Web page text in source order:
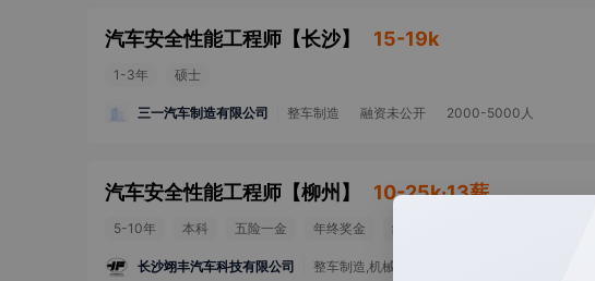
汽车安全性能工程师 【长沙】 15-19k
1-3年 硕士
三一汽车制造有限公司 整车制造 融资未公开 2000-5000人
汽车安全性能工程师 【柳州 】 10-25k·13薪
5-10年 本科 五险一金 年终奖金 绩效奖金
长沙翊丰汽车科技有限公司 整车制造,机械/设备,电气机械/器材